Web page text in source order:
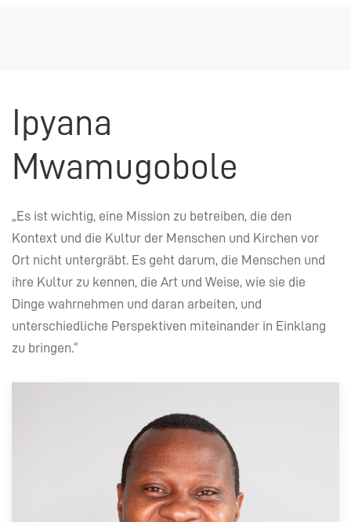
Ipyana
Mwamugobole
„Es ist wichtig, eine Mission zu betreiben, die den
Kontext und die Kultur der Menschen und Kirchen vor
Ort nicht untergräbt. Es geht darum, die Menschen und
ihre Kultur zu kennen, die Art und Weise, wie sie die
Dinge wahrnehmen und daran arbeiten, und
unterschiedliche Perspektiven miteinander in Einklang
zu bringen.“